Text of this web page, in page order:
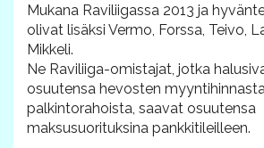
Mukana Raviliigassa 2013 ja
olivat lisäksi Vermo, Forssa, Teivo,
Mikkeli.
Ne Raviliiga-omistajat, jotka
osuutensa hevosten
palkintorahoista, saavat osuutensa
maksusuorituksina pankkitileilleen.